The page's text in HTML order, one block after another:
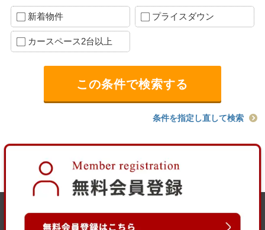
新着物件 プライスダウン
カースペース2台以上
条件を指定し直して検索